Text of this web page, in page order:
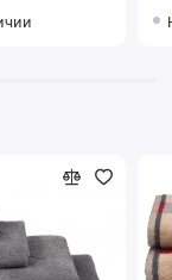
Brilliance